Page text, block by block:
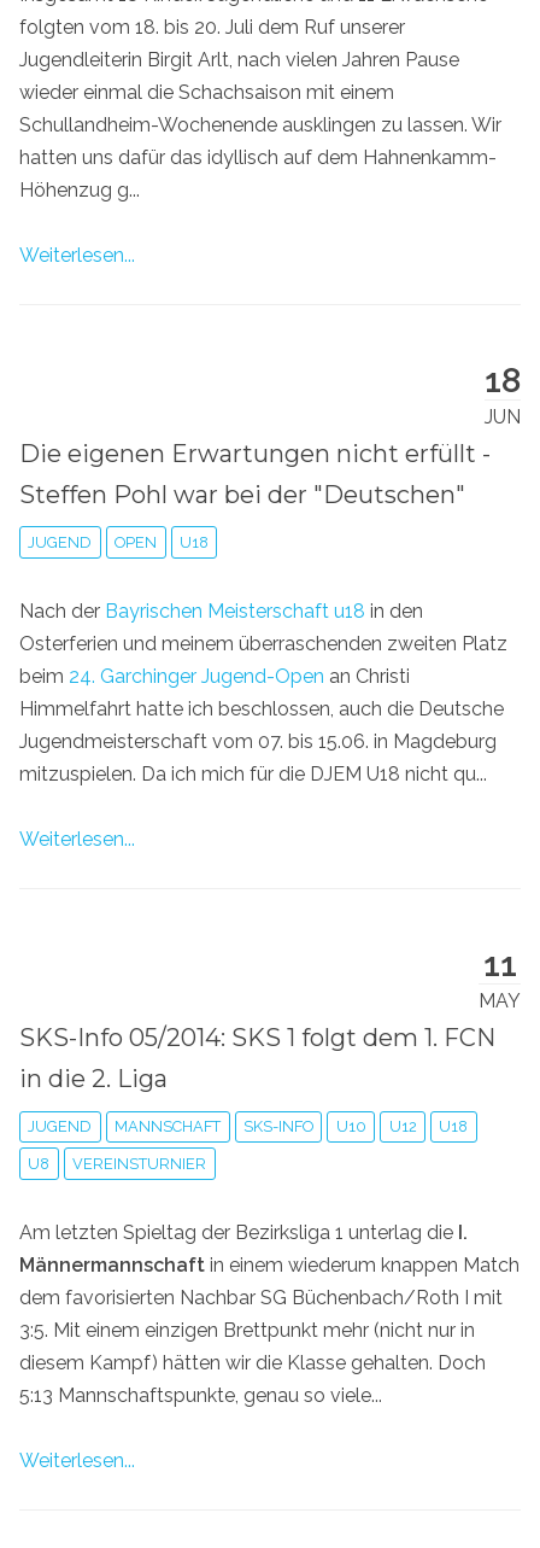
folgten vom 18. bis 20. Juli dem Ruf unserer
Jugendleiterin Birgit Arlt, nach vielen Jahren Pause
wieder einmal die Schachsaison mit einem
Schullandheim-Wochenende ausklingen zu lassen. Wir
hatten uns dafür das idyllisch auf dem Hahnenkamm-
Höhenzug g...
Weiterlesen...
18
JUN
Die eigenen Erwartungen nicht erfüllt -
Steffen Pohl war bei der "Deutschen"
JUGEND OPEN U18
Nach der Bayrischen Meisterschaft u18 in den
Osterferien und meinem überraschenden zweiten Platz
beim 24. Garchinger Jugend-Open an Christi
Himmelfahrt hatte ich beschlossen, auch die Deutsche
Jugendmeisterschaft vom 07. bis 15.06. in Magdeburg
mitzuspielen. Da ich mich für die DJEM U18 nicht qu...
Weiterlesen...
11
MAY
SKS-Info 05/2014: SKS 1 folgt dem 1. FCN
in die 2. Liga
JUGEND MANNSCHAFT SKS-INFO U10 U12 U18
U8 VEREINSTURNIER
Am letzten Spieltag der Bezirksliga 1 unterlag die I.
Männermannschaft in einem wiederum knappen Match
dem favorisierten Nachbar SG Büchenbach/Roth I mit
3:5. Mit einem einzigen Brettpunkt mehr (nicht nur in
diesem Kampf) hätten wir die Klasse gehalten. Doch
5:13 Mannschaftspunkte, genau so viele...
Weiterlesen...